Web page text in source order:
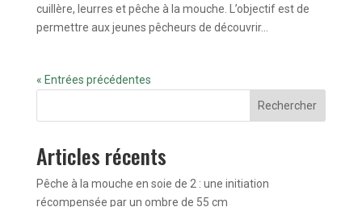
cuillère, leurres et pêche à la mouche. L’objectif est de
permettre aux jeunes pêcheurs de découvrir...
« Entrées précédentes
Rechercher
Articles récents
Pêche à la mouche en soie de 2 : une initiation
récompensée par un ombre de 55 cm